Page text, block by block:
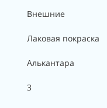
Внешние
Лаковая покраска
Алькантара
3